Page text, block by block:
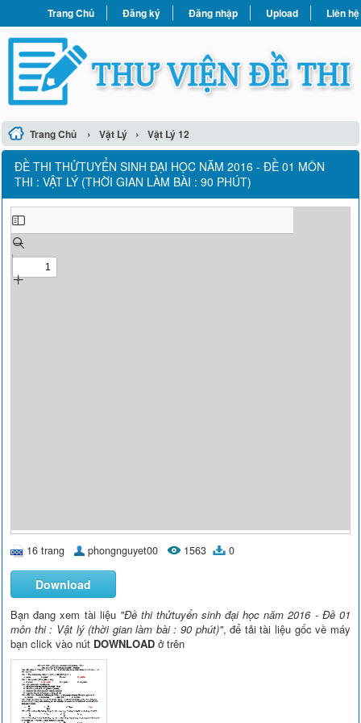
Trang Chủ Đăng ký Đăng nhập Upload Liên hệ
Trang Chủ › Vật Lý › Vật Lý 12
ÐỀ THI THỬTUYỂN SINH ĐẠI HỌC NĂM 2016 - ĐỀ 01 MÔN
THI : VẬT LÝ (THỜI GIAN LÀM BÀI : 90 PHÚT)
16 trang phongnguyet00 1563 0
Download
Bạn đang xem tài liệu "Ðề thi thửtuyển sinh đại học năm 2016 - Đề 01
môn thi : Vật lý (thời gian làm bài : 90 phút)", để tải tài liệu gốc về máy
bạn click vào nút DOWNLOAD ở trên